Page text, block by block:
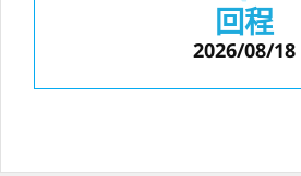
回程
2026/08/18